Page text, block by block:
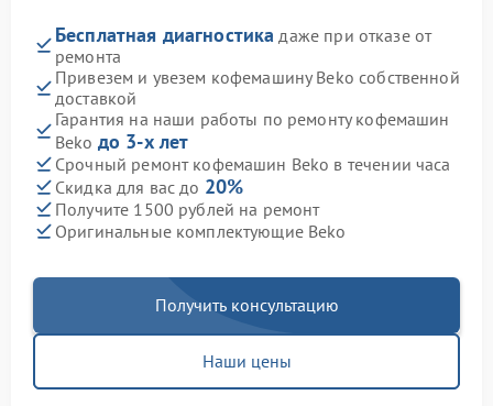
Бесплатная диагностика даже при отказе от
ремонта
Привезем и увезем кофемашину Beko собственной
доставкой
Гарантия на наши работы по ремонту кофемашин
Beko до 3-х лет
Срочный ремонт кофемашин Beko в течении часа
Скидка для вас до 20%
Получите 1500 рублей на ремонт
Оригинальные комплектующие Beko
Получить консультацию
Наши цены